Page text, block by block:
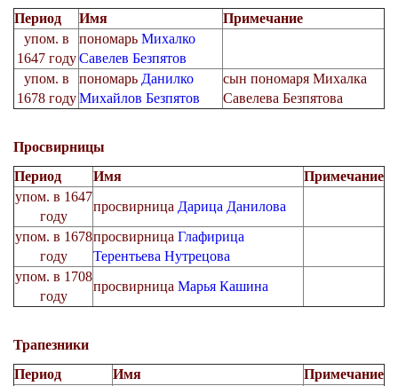
Период
Имя
Примечание
упом. в
1647 году
пономарь Михалко
Савелев Безпятов
упом. в
1678 году
пономарь Данилко
Михайлов Безпятов
сын пономаря Михалка
Савелева Безпятова
Просвирницы
Период
Имя
Примечание
упом. в 1647
году
просвирница Дарица Данилова
упом. в 1678
году
просвирница Глафирица
Терентьева Нутрецова
упом. в 1708
году
просвирница Марья Кашина
Трапезники
Период
Имя
Примечание